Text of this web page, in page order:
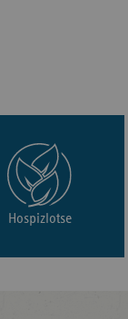
Hospizlotse